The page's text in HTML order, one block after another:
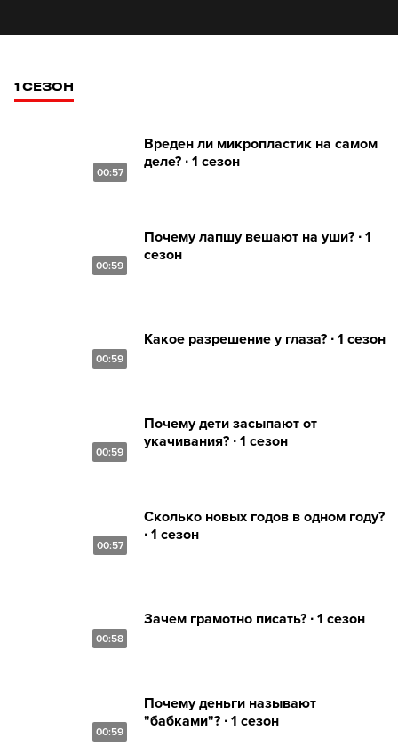
1 СЕЗОН
00:57
Вреден ли микропластик на самом
деле? ∙ 1 сезон
00:59
Почему лапшу вешают на уши? ∙ 1
сезон
00:59
Какое разрешение у глаза? ∙ 1 сезон
00:59
Почему дети засыпают от
укачивания? ∙ 1 сезон
00:57
Сколько новых годов в одном году?
∙ 1 сезон
00:58
Зачем грамотно писать? ∙ 1 сезон
00:59
Почему деньги называют
"бабками"? ∙ 1 сезон